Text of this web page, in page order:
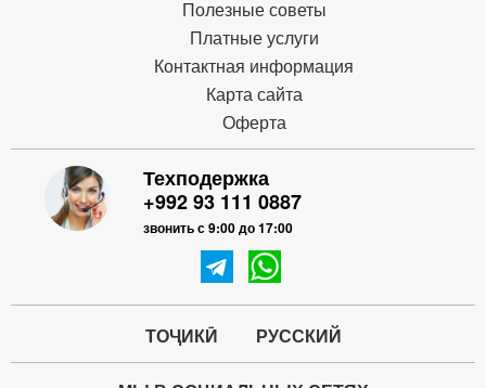
Полезные советы
Платные услуги
Контактная информация
Карта сайта
Оферта
Техподержка
+992 93 111 0887
звонить с 9:00 до 17:00
ТОҶИКӢ РУССКИЙ